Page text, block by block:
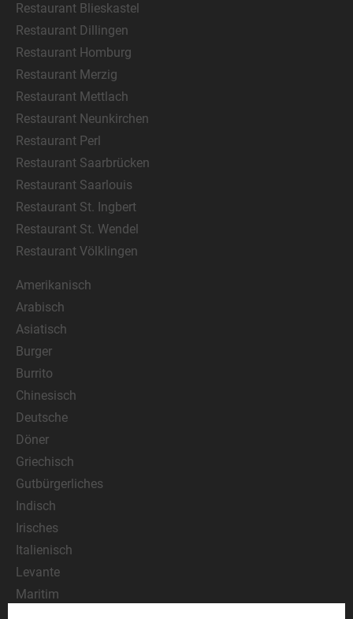
Restaurant Blieskastel
Restaurant Dillingen
Restaurant Homburg
Restaurant Merzig
Restaurant Mettlach
Restaurant Neunkirchen
Restaurant Perl
Restaurant Saarbrücken
Restaurant Saarlouis
Restaurant St. Ingbert
Restaurant St. Wendel
Restaurant Völklingen
Amerikanisch
Arabisch
Asiatisch
Burger
Burrito
Chinesisch
Deutsche
Döner
Griechisch
Gutbürgerliches
Indisch
Irisches
Italienisch
Levante
Maritim